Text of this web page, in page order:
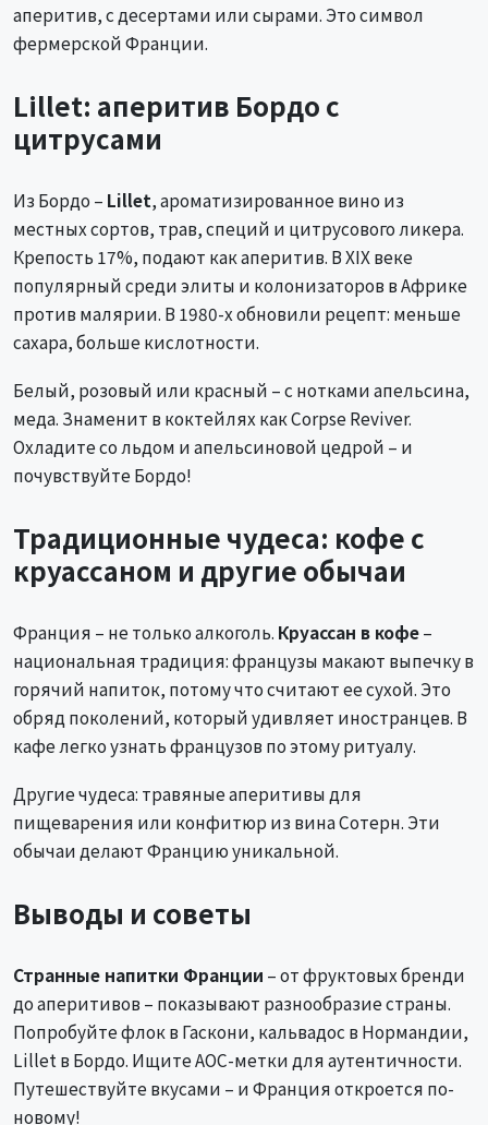
аперитив, с десертами или сырами. Это символ
фермерской Франции.
Lillet: аперитив Бордо с
цитрусами
Из Бордо – Lillet, ароматизированное вино из
местных сортов, трав, специй и цитрусового ликера.
Крепость 17%, подают как аперитив. В XIX веке
популярный среди элиты и колонизаторов в Африке
против малярии. В 1980-х обновили рецепт: меньше
сахара, больше кислотности.
Белый, розовый или красный – с нотками апельсина,
меда. Знаменит в коктейлях как Corpse Reviver.
Охладите со льдом и апельсиновой цедрой – и
почувствуйте Бордо!
Традиционные чудеса: кофе с
круассаном и другие обычаи
Франция – не только алкоголь. Круассан в кофе–
национальная традиция: французы макают выпечку в
горячий напиток, потому что считают ее сухой. Это
обряд поколений, который удивляет иностранцев. В
кафе легко узнать французов по этому ритуалу.
Другие чудеса: травяные аперитивы для
пищеварения или конфитюр из вина Сотерн. Эти
обычаи делают Францию уникальной.
Выводы и советы
Странные напитки Франции – от фруктовых бренди
до аперитивов – показывают разнообразие страны.
Попробуйте флок в Гаскони, кальвадос в Нормандии,
Lillet в Бордо. Ищите AOC-метки для аутентичности.
Путешествуйте вкусами – и Франция откроется по-
новому!